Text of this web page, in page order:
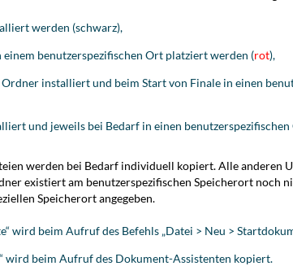
werden (schwarz),
benutzerspezifischen Ort platziert werden (rot),
installiert und beim Start von Finale in einen
und jeweils bei Bedarf in einen
werden bei Bedarf individuell kopiert. Alle anderen
existiert am benutzerspezifischen Speicherort noch
Speicherort angegeben.
wird beim Aufruf des Befehls „Datei > Neu >
wird beim Aufruf des Dokument-Assistenten kopiert.